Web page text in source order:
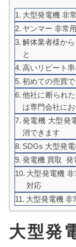
大型発電機 非
ヤンマー 非常
解体業者様か
と
高いリピート
初めての売買
他社に断られ
は専門会社に
発電機 大型発
消できます
SDGs 大型発
発電機 買取 発
大型発電機
対応
大型発電機 非
大型発